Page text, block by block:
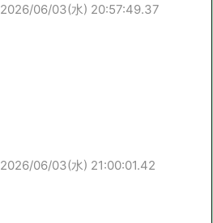
2026/06/03(水) 20:57:49.37
2026/06/03(水) 21:00:01.42